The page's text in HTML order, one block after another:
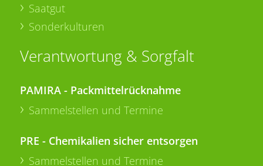
Saatgut
Sonderkulturen
Verantwortung & Sorgfalt
PAMIRA - Packmittelrücknahme
Sammelstellen und Termine
PRE - Chemikalien sicher entsorgen
Sammelstellen und Termine